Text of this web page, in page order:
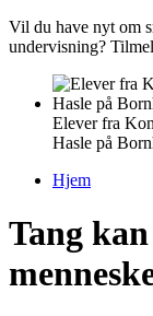
Vil du have nyt om
undervisning?
Elever fra
Hasle på
Hjem
Tang